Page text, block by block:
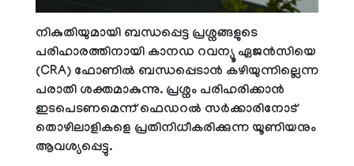
നികുതിയുമായി ബന്ധപ്പെട്ട പ്രശ്നങ്ങളുടെ
പരിഹാരത്തിനായി കാനഡ റവന്യൂ ഏജൻസിയെ
(CRA) ഫോണിൽ ബന്ധപ്പെടാൻ കഴിയുന്നില്ലെന്ന
പരാതി ശക്തമാകുന്നു. പ്രശ്നം പരിഹരിക്കാൻ
ഇടപെടണമെന്ന് ഫെഡറൽ സർക്കാരിനോട്
തൊഴിലാളികളെ പ്രതിനിധീകരിക്കുന്ന യൂണിയനും
ആവശ്യപ്പെട്ടു.